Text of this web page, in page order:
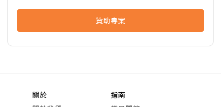
贊助專案
關於
指南